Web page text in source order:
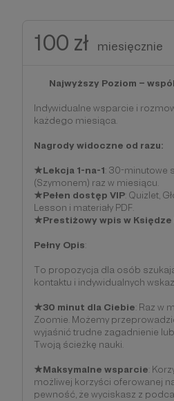
100 zł miesięcznie
Najwyższy Poziom –
Indywidualne wsparcie i
każdego miesiąca.
Nagrody widoczne od razu:
★Lekcja 1-na-1: 30-minutowe
(Szymonem) raz w miesiącu.
★Pełen dostęp VIP: Quizlet,
Lesson i materiały PDF.
★Prestiżowy wpis w Księdze
Pełny Opis:
To propozycja dla osób
kontaktu i indywidualnych
★30 minut dla Ciebie: Raz w
Zoomie. Możemy
wyjaśnić trudne zagadnienie
Twoją ścieżkę nauki.
★Maksymalne wsparcie:
możliwej korzyści oferowanej
pewność, że wyciskasz z